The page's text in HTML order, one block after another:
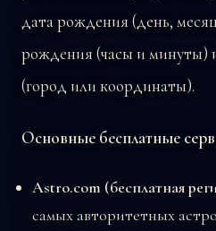
дата рождения (день,
рождения (часы и минуты)
(город или координаты).
Основные бесплатные
Astro.com (бесплатная
самых авторитетных